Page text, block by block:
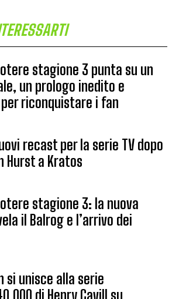
stagione 3 punta su un
un prologo inedito e
riconquistare i fan
recast per la serie TV dopo
Hurst a Kratos
stagione 3: la nuova
il Balrog e l’arrivo dei
si unisce alla serie
di Henry Cavill su